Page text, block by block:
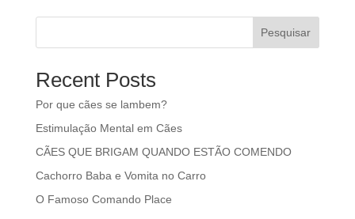
Pesquisar
Recent Posts
Por que cães se lambem?
Estimulação Mental em Cães
CÃES QUE BRIGAM QUANDO ESTÃO COMENDO
Cachorro Baba e Vomita no Carro
O Famoso Comando Place